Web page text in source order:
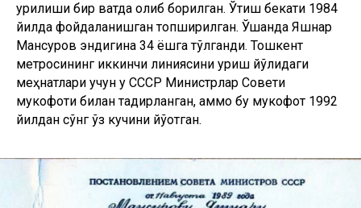
қурилиши бир вақтда олиб борилган. Ўтиш бекати 1984
йилда фойдаланишган топширилган. Ўшанда Яшнар
Мансуров эндигина 34 ёшга тўлганди. Тошкент
метросининг иккинчи линиясини қуриш йўлидаги
меҳнатлари учун у СССР Министрлар Совети
мукофоти билан тақдирланган, аммо бу мукофот 1992
йилдан сўнг ўз кучини йўқотган.